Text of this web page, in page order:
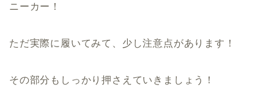
ニーカー！
ただ実際に履いてみて、少し注意点があります！
その部分もしっかり押さえていきましょう！